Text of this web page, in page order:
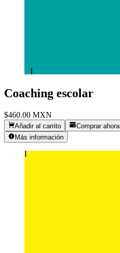
Coaching escolar
$460.00 MXN
Añadir al carrito
Comprar ahora
Más información